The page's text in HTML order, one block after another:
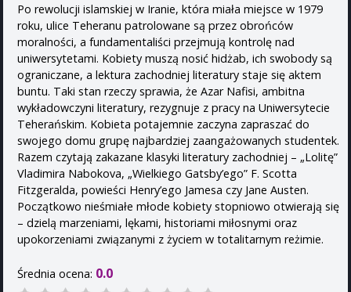
Po rewolucji islamskiej w Iranie, która miała miejsce w 1979
roku, ulice Teheranu patrolowane są przez obrońców
moralności, a fundamentaliści przejmują kontrolę nad
uniwersytetami. Kobiety muszą nosić hidżab, ich swobody są
ograniczane, a lektura zachodniej literatury staje się aktem
buntu. Taki stan rzeczy sprawia, że Azar Nafisi, ambitna
wykładowczyni literatury, rezygnuje z pracy na Uniwersytecie
Teherańskim. Kobieta potajemnie zaczyna zapraszać do
swojego domu grupę najbardziej zaangażowanych studentek.
Razem czytają zakazane klasyki literatury zachodniej – „Lolitę”
Vladimira Nabokova, „Wielkiego Gatsby’ego” F. Scotta
Fitzgeralda, powieści Henry’ego Jamesa czy Jane Austen.
Początkowo nieśmiałe młode kobiety stopniowo otwierają się
– dzielą marzeniami, lękami, historiami miłosnymi oraz
upokorzeniami związanymi z życiem w totalitarnym reżimie.
Średnia ocena: 0.0